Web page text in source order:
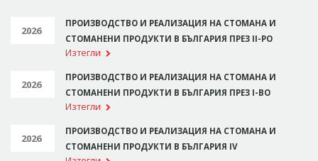
2026
ПРОИЗВОДСТВО И РЕАЛИЗАЦИЯ НА СТОМАНА И
СТОМАНЕНИ ПРОДУКТИ В БЪЛГАРИЯ ПРЕЗ II-РО
ТРИМЕСЕЧИЕ НА 2026 Г. И СРАВНЕНИЕ СЪС
Изтегли
2026
ПРОИЗВОДСТВО И РЕАЛИЗАЦИЯ НА СТОМАНА И
СТОМАНЕНИ ПРОДУКТИ В БЪЛГАРИЯ ПРЕЗ I-ВО
ТРИМЕСЕЧИЕ НА 2026 Г. И СРАВНЕНИЕ СЪС
Изтегли
2026
ПРОИЗВОДСТВО И РЕАЛИЗАЦИЯ НА СТОМАНА И
СТОМАНЕНИ ПРОДУКТИ В БЪЛГАРИЯ IV